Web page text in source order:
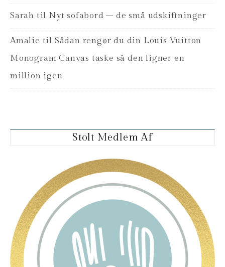
Sarah til Nyt sofabord – de små udskiftninger
Amalie til Sådan rengør du din Louis Vuitton
Monogram Canvas taske så den ligner en
million igen
Stolt Medlem Af